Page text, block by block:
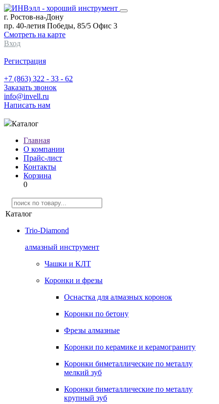
г. Ростов-на-Дону
пр. 40-летия Победы, 85/5 Офис 3
Смотреть на карте
Вход
Регистрация
+7 (863) 322 - 33 - 62
Заказать звонок
info@invell.ru
Написать нам
Каталог
Главная
О компании
Прайс-лист
Контакты
Корзина
0
Каталог
Trio-Diamond
алмазный инструмент
Чашки и КЛТ
Коронки и фрезы
Оснастка для алмазных коронок
Коронки по бетону
Фрезы алмазные
Коронки по керамике и керамограниту
Коронки биметаллические по металлу
мелкий зуб
Коронки биметаллические по металлу
крупный зуб